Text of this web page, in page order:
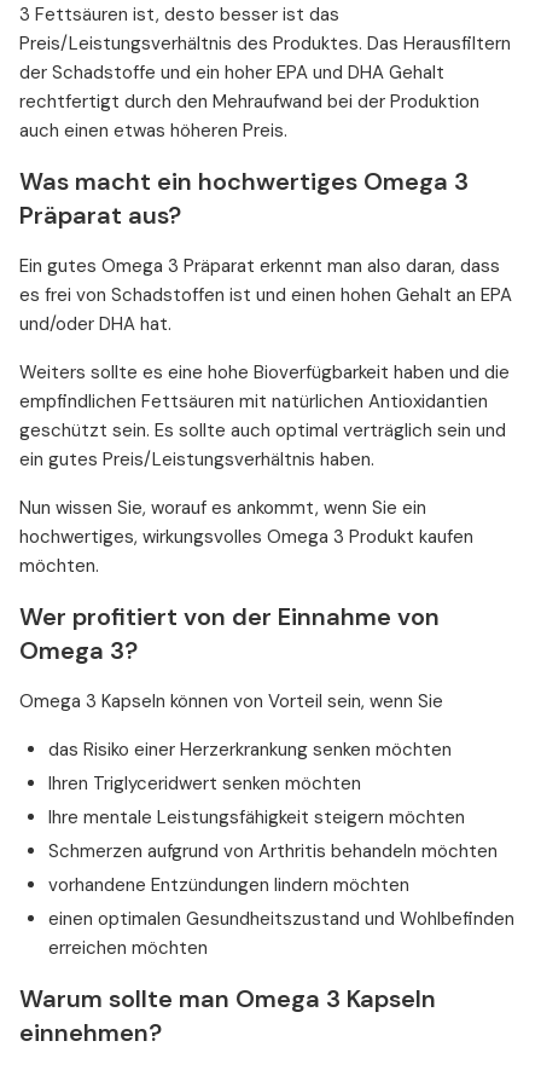
3 Fettsäuren ist, desto besser ist das
Preis/Leistungsverhältnis des Produktes. Das Herausfiltern
der Schadstoffe und ein hoher EPA und DHA Gehalt
rechtfertigt durch den Mehraufwand bei der Produktion
auch einen etwas höheren Preis.
Was macht ein hochwertiges Omega 3
Präparat aus?
Ein gutes Omega 3 Präparat erkennt man also daran, dass
es frei von Schadstoffen ist und einen hohen Gehalt an EPA
und/oder DHA hat.
Weiters sollte es eine hohe Bioverfügbarkeit haben und die
empfindlichen Fettsäuren mit natürlichen Antioxidantien
geschützt sein. Es sollte auch optimal verträglich sein und
ein gutes Preis/Leistungsverhältnis haben.
Nun wissen Sie, worauf es ankommt, wenn Sie ein
hochwertiges, wirkungsvolles Omega 3 Produkt kaufen
möchten.
Wer profitiert von der Einnahme von
Omega 3?
Omega 3 Kapseln können von Vorteil sein, wenn Sie
das Risiko einer Herzerkrankung senken möchten
Ihren Triglyceridwert senken möchten
Ihre mentale Leistungsfähigkeit steigern möchten
Schmerzen aufgrund von Arthritis behandeln möchten
vorhandene Entzündungen lindern möchten
einen optimalen Gesundheitszustand und Wohlbefinden
erreichen möchten
Warum sollte man Omega 3 Kapseln
einnehmen?